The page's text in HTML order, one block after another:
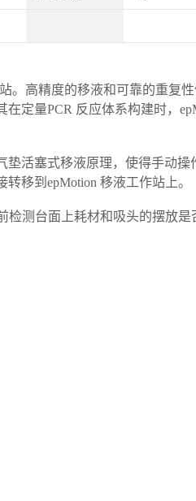
。高精度的移液和可靠的重复
定量PCR 反应体系构建时，
垫活塞式移液原理，使得手动
移到epMotion 移液工作站上。
检测台面上耗材和吸头的摆放